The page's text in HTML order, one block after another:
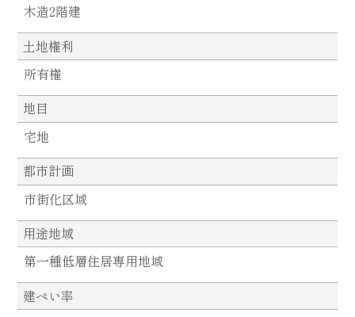
木造2階建
土地権利
所有権
地目
宅地
都市計画
市街化区域
用途地域
第一種低層住居専用地域
建ぺい率